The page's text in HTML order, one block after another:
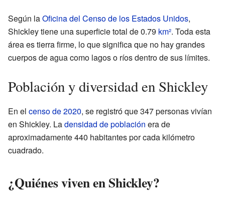
Según laOficina del Censo de los Estados Unidos,
Shickley tiene una superficie total de 0.79 km². Toda esta
área es tierra firme, lo que significa que no hay grandes
cuerpos de agua como lagos o ríos dentro de sus límites.
Población y diversidad en Shickley
En el censo de 2020, se registró que 347 personas vivían
en Shickley. Ladensidad de población era de
aproximadamente 440 habitantes por cada kilómetro
cuadrado.
¿Quiénes viven en Shickley?